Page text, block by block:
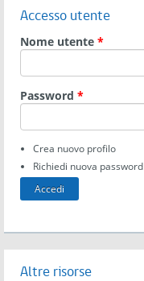
Accesso utente
Nome utente *
Password *
Crea nuovo profilo
Richiedi nuova password
Altre risorse